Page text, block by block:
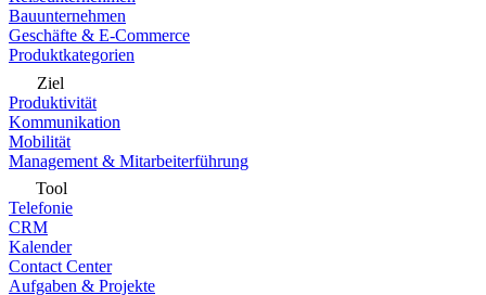
Bauunternehmen
Geschäfte & E-Commerce
Produktkategorien
Ziel
Produktivität
Kommunikation
Mobilität
Management & Mitarbeiterführung
Tool
Telefonie
CRM
Kalender
Contact Center
Aufgaben & Projekte